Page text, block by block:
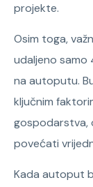
projekte.
Osim toga,
udaljeno samo
na autoputu.
ključnim
gospodarstva,
povećati
Kada autoput